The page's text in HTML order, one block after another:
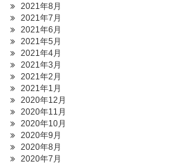
2021年8月
2021年7月
2021年6月
2021年5月
2021年4月
2021年3月
2021年2月
2021年1月
2020年12月
2020年11月
2020年10月
2020年9月
2020年8月
2020年7月